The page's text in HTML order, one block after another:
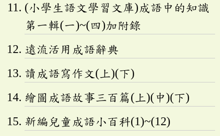
(小學生語文學習文庫)成語中的知識
第一輯(一)~(四)加附錄
遠流活用成語辭典
讀成語寫作文(上)(下)
繪圖成語故事三百篇(上)(中)(下)
新編兒童成語小百科(1)~(12)